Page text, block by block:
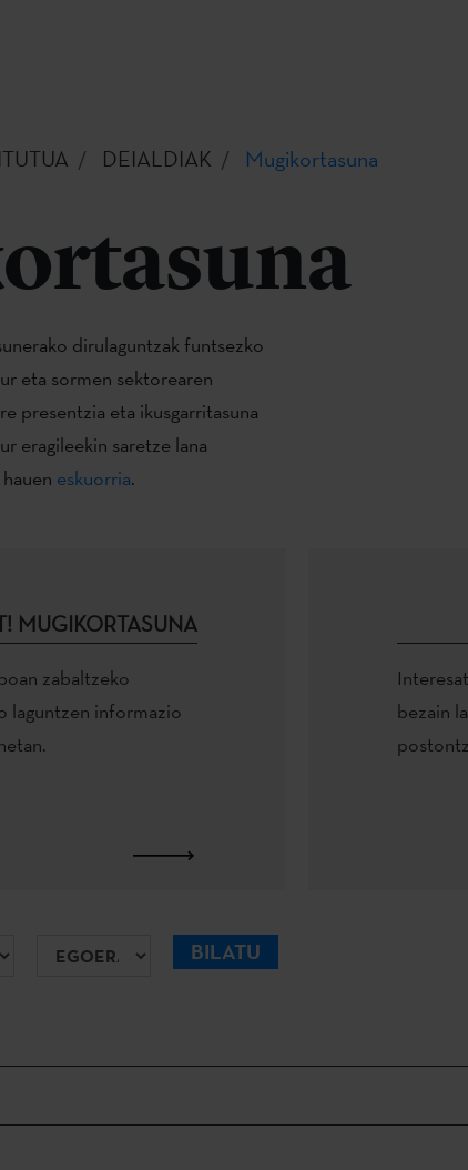
DEIALDIAK Mugikortasuna
dirulaguntzak funtsezko
eta sormen sektorearen
presentzia eta ikusgarritasuna
eragileekin saretze lana
eskuorria.
MUGIKORTASUNA
zabaltzeko
laguntzen informazio
bezain
Egoera BILATU